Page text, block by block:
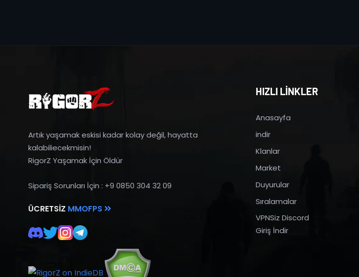
Artık yaşamak eskisi kadar kolay değil, hayatta
kalabiliecekmisin!
RigorZ Yaşamak İçin Öldür
Sipariş Sorunları İçin : +9 0850 304 32 09
ÜCRETSIZ MMOFPS
HIZLI LİNKLER
Anasayfa
indir
Klanlar
Market
Duyurular
Sıralamalar
VPNSiz Discord
Giriş İndir